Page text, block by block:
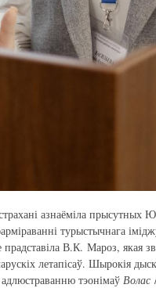
азнаёміла прысутных
турыстычнага
В.К. Мароз, якая
летапісаў. Шырокія
тэонімаў Волас